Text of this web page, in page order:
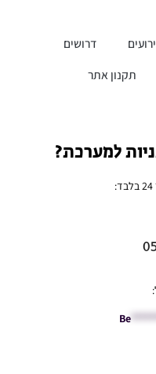
דרושים
תקנון אתר
למערכת?
Be